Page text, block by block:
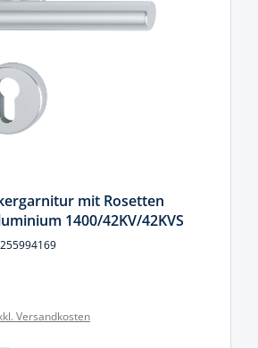
mit Rosetten
1400/42KV/42KVS
Versandkosten